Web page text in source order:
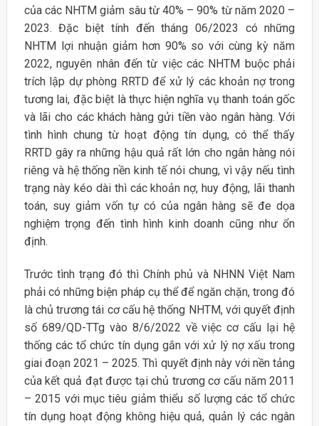
của các NHTM giảm sâu từ 40% – 90% từ năm 2020 –
2023. Đặc biệt tính đến tháng 06/2023 có những
NHTM lợi nhuận giảm hơn 90% so với cùng kỳ năm
2022, nguyên nhân đến từ việc các NHTM buộc phải
trích lập dự phòng RRTD để xử lý các khoản nợ trong
tương lai, đặc biệt là thực hiện nghĩa vụ thanh toán gốc
và lãi cho các khách hàng gửi tiền vào ngân hàng. Với
tình hình chung từ hoạt động tín dụng, có thể thấy
RRTD gây ra những hậu quả rất lớn cho ngân hàng nói
riêng và hệ thống nền kinh tế nói chung, vì vậy nếu tình
trạng này kéo dài thì các khoản nợ, huy động, lãi thanh
toán, suy giảm vốn tự có của ngân hàng sẽ đe dọa
nghiệm trọng đến tình hình kinh doanh cũng như ổn
định.
Trước tình trạng đó thì Chính phủ và NHNN Việt Nam
phải có những biện pháp cụ thể để ngăn chặn, trong đó
là chủ trương tái cơ cấu hệ thống NHTM, với quyết định
số 689/QD-TTg vào 8/6/2022 về việc cơ cấu lại hệ
thống các tổ chức tín dụng gắn với xử lý nợ xấu trong
giai đoạn 2021 – 2025. Thì quyết định này với nền tảng
của kết quả đạt được tại chủ trương cơ cấu năm 2011
– 2015 với mục tiêu giảm thiểu số lượng các tổ chức
tín dụng hoạt động không hiệu quả, quản lý các ngân